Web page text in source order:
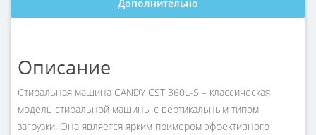
Дополнительно
Описание
Стиральная машина CANDY CST 360L-S – классическая
модель стиральной машины с вертикальным типом
загрузки. Она является ярким примером эффективного